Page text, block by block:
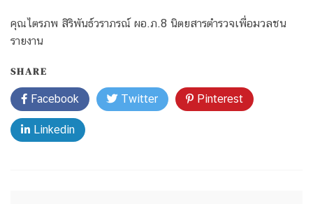
คุณไตรภพ สิริพันธ์วราภรณ์ ผอ.ภ.8 นิตยสารตำรวจเพื่อมวลชน
รายงาน
SHARE
Facebook Twitter Pinterest
Linkedin